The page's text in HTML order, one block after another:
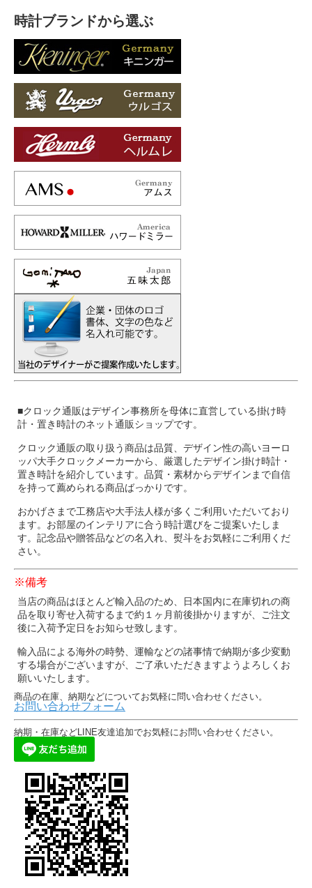
時計ブランドから選ぶ
■クロック通販はデザイン事務所を母体に直営している掛け時
計・置き時計のネット通販ショップです。
クロック通販の取り扱う商品は品質、デザイン性の高いヨーロ
ッパ大手クロックメーカーから、厳選したデザイン掛け時計・
置き時計を紹介しています。品質・素材からデザインまで自信
を持って薦められる商品ばっかりです。
おかげさまで工務店や大手法人様が多くご利用いただいており
ます。お部屋のインテリアに合う時計選びをご提案いたしま
す。記念品や贈答品などの名入れ、熨斗をお気軽にご利用くだ
さい。
※備考
当店の商品はほとんど輸入品のため、日本国内に在庫切れの商
品を取り寄せ入荷するまで約１ヶ月前後掛かりますが、ご注文
後に入荷予定日をお知らせ致します。
輸入品による海外の時勢、運輸などの諸事情で納期が多少変動
する場合がございますが、ご了承いただきますようよろしくお
願いいたします。
商品の在庫、納期などについてお気軽に問い合わせください。
お問い合わせフォーム
納期・在庫などLINE友達追加でお気軽にお問い合わせください。